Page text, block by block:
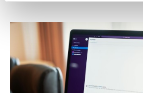
© cc Mikhail Nilov on Pexels